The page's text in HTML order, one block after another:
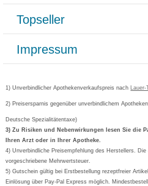
Datenschutz
AGB
Cookie-Einstellungen
Vertrag widerrufen
Paketlieferstatus
Versandkosten
Bestellschein ausfüllen
Newsletteranmeldung
Rezeptlieferung
Bonusprogramm
Gutschein und Rabatte
Kundenbewertung
Topseller
Grippostad
Bepanthen
Formoline
Wick
Eucerin
Basica
Impressum
1) Unverbindlicher Apothekenverkaufspreis nach Lauer-
2) Preisersparnis gegenüber unverbindlichem
Deutsche Spezialitätentaxe)
3) Zu Risiken und Nebenwirkungen lesen Sie die
Ihren Arzt oder in Ihrer Apotheke.
4) Unverbindliche Preisempfehlung des Herstellers.
vorgeschriebene Mehrwertsteuer.
5) Gutschein gültig bei Erstbestellung rezeptfreier
Einlösung über Pay-Pal Express möglich.